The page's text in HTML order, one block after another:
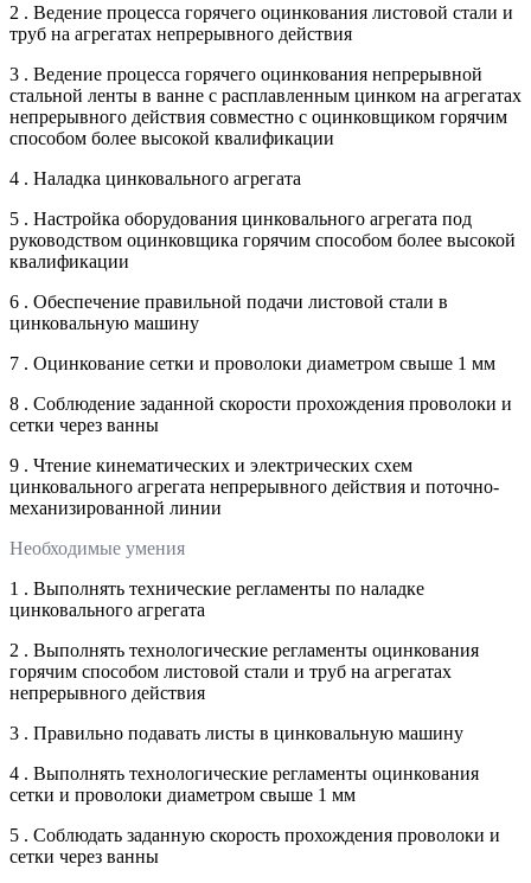
2 . Ведение процесса горячего оцинкования листовой стали и
труб на агрегатах непрерывного действия
3 . Ведение процесса горячего оцинкования непрерывной
стальной ленты в ванне с расплавленным цинком на агрегатах
непрерывного действия совместно с оцинковщиком горячим
способом более высокой квалификации
4 . Наладка цинковального агрегата
5 . Настройка оборудования цинковального агрегата под
руководством оцинковщика горячим способом более высокой
квалификации
6 . Обеспечение правильной подачи листовой стали в
цинковальную машину
7 . Оцинкование сетки и проволоки диаметром свыше 1 мм
8 . Соблюдение заданной скорости прохождения проволоки и
сетки через ванны
9 . Чтение кинематических и электрических схем
цинковального агрегата непрерывного действия и поточно-
механизированной линии
Необходимые умения
1 . Выполнять технические регламенты по наладке
цинковального агрегата
2 . Выполнять технологические регламенты оцинкования
горячим способом листовой стали и труб на агрегатах
непрерывного действия
3 . Правильно подавать листы в цинковальную машину
4 . Выполнять технологические регламенты оцинкования
сетки и проволоки диаметром свыше 1 мм
5 . Соблюдать заданную скорость прохождения проволоки и
сетки через ванны